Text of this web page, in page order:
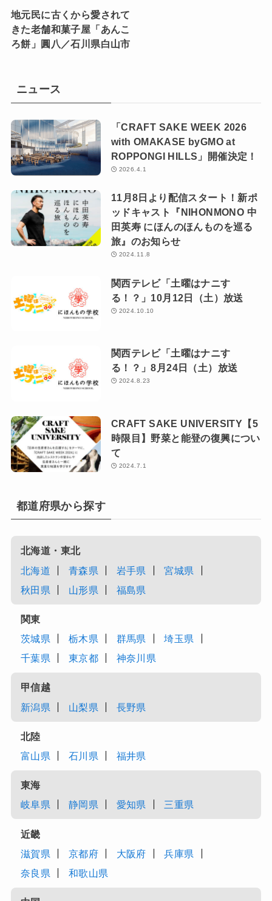
地元民に古くから愛されて
きた老舗和菓子屋「あんこ
ろ餅」圓八／石川県白山市
ニュース
「CRAFT SAKE WEEK 2026
with OMAKASE byGMO at
ROPPONGI HILLS」開催決定！
2026.4.1
11月8日より配信スタート！新ポ
ッドキャスト『NIHONMONO 中
田英寿 にほんのほんものを巡る
旅』のお知らせ
2024.11.8
関西テレビ「土曜はナニす
る！？」10月12日（土）放送
2024.10.10
関西テレビ「土曜はナニす
る！？」8月24日（土）放送
2024.8.23
CRAFT SAKE UNIVERSITY【5
時限目】野菜と能登の復興につい
て
2024.7.1
都道府県から探す
北海道・東北
北海道
青森県 岩手県
宮城県
秋田県
山形県 福島県
関東
茨城県
栃木県 群馬県
埼玉県
千葉県
東京都 神奈川県
甲信越
新潟県
山梨県 長野県
北陸
富山県
石川県 福井県
東海
岐阜県
静岡県 愛知県 三重県
近畿
滋賀県
京都府 大阪府
兵庫県
奈良県
和歌山県